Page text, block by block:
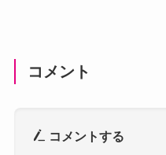
コメント
コメントする